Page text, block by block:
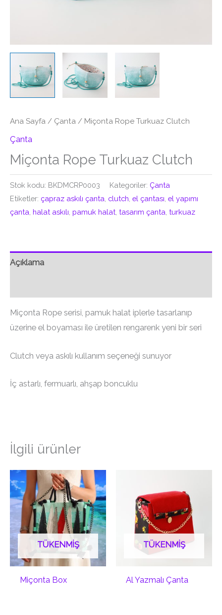
Ana Sayfa / Çanta / Miçonta Rope Turkuaz Clutch
Çanta
Miçonta Rope Turkuaz Clutch
Stok kodu: BKDMCRP0003 Kategoriler: Çanta
Etiketler: çapraz askılı çanta, clutch, el çantası, el yapımı
çanta, halat askılı, pamuk halat, tasarım çanta, turkuaz
Açıklama
Miçonta Rope serisi, pamuk halat iplerle tasarlanıp
üzerine el boyaması ile üretilen rengarenk yeni bir seri
Clutch veya askılı kullanım seçeneği sunuyor
İç astarlı, fermuarlı, ahşap boncuklu
İlgili ürünler
TÜKENMIŞ
Miçonta Box
TÜKENMIŞ
Al Yazmalı Çanta